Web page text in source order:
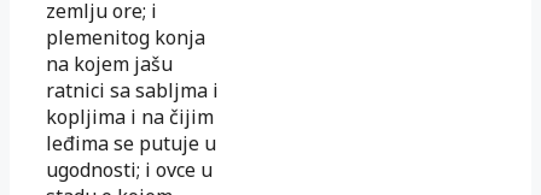
zemlju ore; i
plemenitog konja
na kojem jašu
ratnici sa sabljma i
kopljima i na čijim
leđima se putuje u
ugodnosti; i ovce u